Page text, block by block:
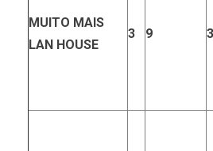
MUITO MAIS
LAN HOUSE
3 9 3